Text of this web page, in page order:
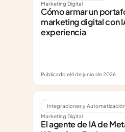
Marketing Digital
Cómo armar un
marketing digital con
experiencia
Publicado el4 de junio de 2026
Integraciones y
Marketing Digital
El agente de IA de